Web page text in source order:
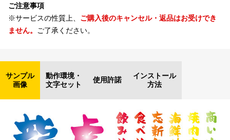
ご注意事項
※サービスの性質上、 ご購入後のキャンセル・返品はお受けでき
ません。
ご了承ください。
サンプル
画像
動作環境・
文字セット
使用許諾
インストール
方法